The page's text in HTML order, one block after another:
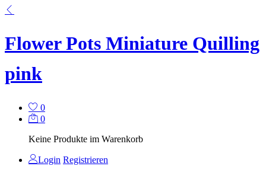
Flower Pots Miniature Quilling
pink
0
0
Keine Produkte im Warenkorb
Login Registrieren